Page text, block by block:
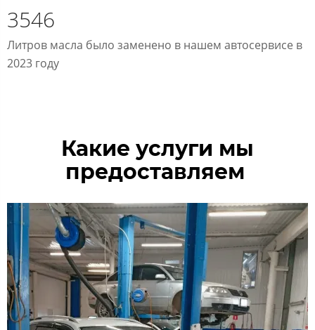
3546
Литров масла было заменено в нашем автосервисе в
2023 году
Какие услуги мы
предоставляем